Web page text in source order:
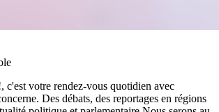
c'est votre rendez-vous quotidien avec
Des débats, des reportages en régions